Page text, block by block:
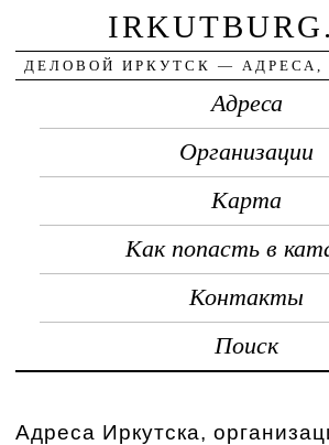
ДЕЛОВОЙ ИРКУТСК — АДРЕСА,
Адреса
Организации
Карта
Как попасть в
Контакты
Поиск
Адреса Иркутска,